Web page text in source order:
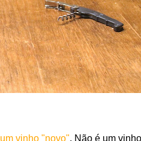
um vinho "novo". Não é um